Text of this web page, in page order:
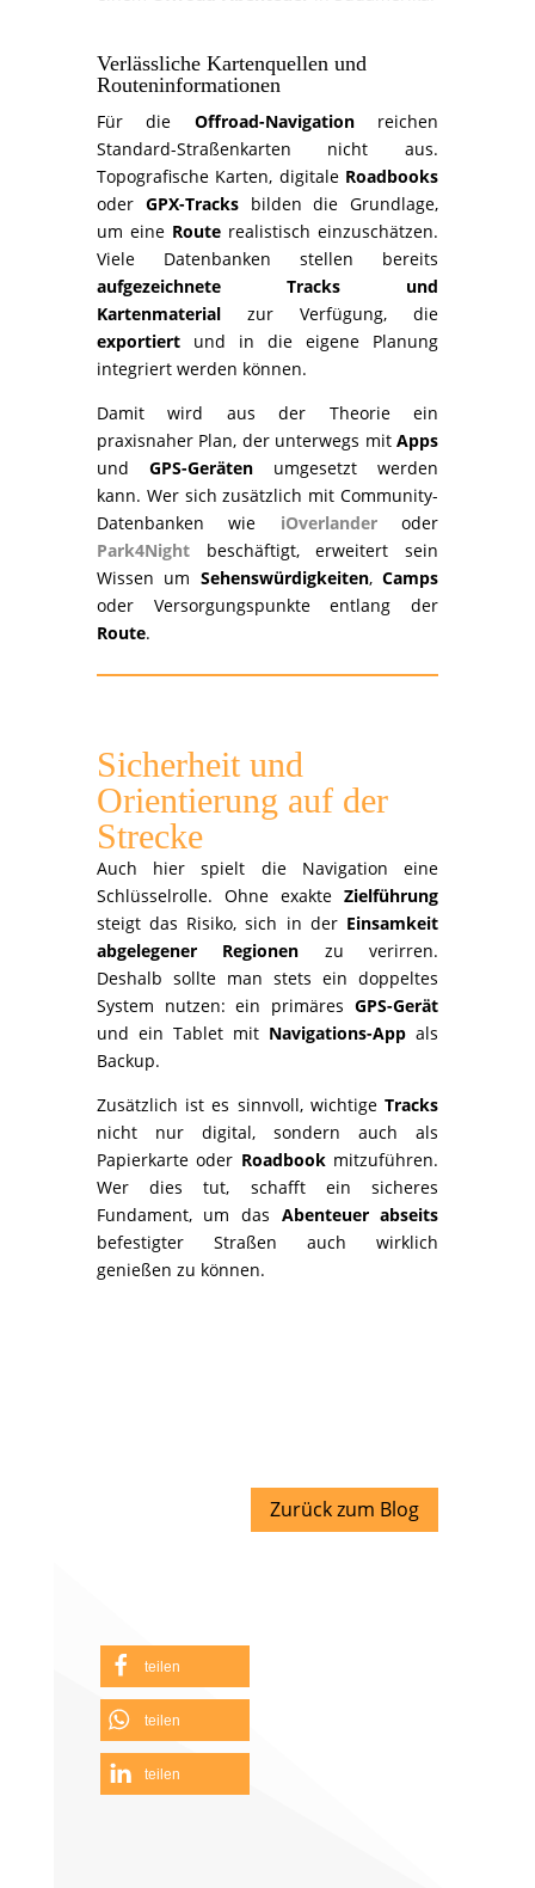
Verlässliche Kartenquellen und
Routeninformationen
Für die Offroad-Navigationreichen
Standard-Straßenkarten nicht aus.
Topografische Karten, digitale Roadbooks
oder GPX-Tracksbilden die Grundlage,
um eine Route realistisch einzuschätzen.
Viele Datenbanken stellen bereits
aufgezeichnete Tracks und
Kartenmaterialzur Verfügung, die
exportiertund in die eigene Planung
integriert werden können.
Damit wird aus der Theorie ein
praxisnaher Plan, der unterwegs mitApps
und GPS-Gerätenumgesetzt werden
kann. Wer sich zusätzlich mit Community-
Datenbanken wie iOverlanderoder
Park4Nightbeschäftigt, erweitert sein
Wissen um Sehenswürdigkeiten,Camps
oder Versorgungspunkte entlang der
Route.
Sicherheit und
Orientierung auf der
Strecke
Auch hier spielt die Navigation eine
Schlüsselrolle. Ohne exakteZielführung
steigt das Risiko, sich in der Einsamkeit
abgelegener Regionen zu verirren.
Deshalb sollte man stets ein doppeltes
System nutzen: ein primäresGPS-Gerät
und ein Tablet mit Navigations-App als
Backup.
Zusätzlich ist es sinnvoll, wichtigeTracks
nicht nur digital, sondern auch als
Papierkarte oder Roadbookmitzuführen.
Wer dies tut, schafft ein sicheres
Fundament, um das Abenteuer abseits
befestigter Straßen auch wirklich
genießen zu können.
Zurück zum Blog
teilen
teilen
teilen